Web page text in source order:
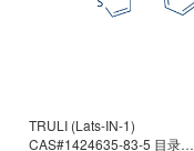
TRULI (Lats-IN-1)
CAS#1424635-83-5 目录号